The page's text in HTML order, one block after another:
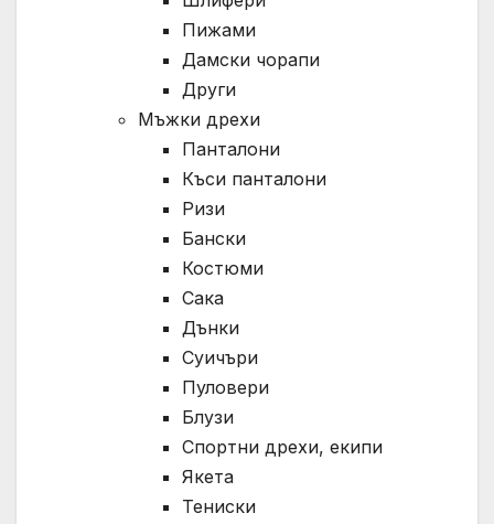
Пижами
Дамски чорапи
Други
Мъжки дрехи
Панталони
Къси панталони
Ризи
Бански
Костюми
Сака
Дънки
Суичъри
Пуловери
Блузи
Спортни дрехи, екипи
Якета
Тениски